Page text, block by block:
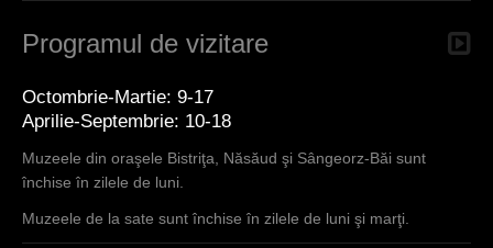
e
Programul de vizitare
Octombrie-Martie: 9-17
Aprilie-Septembrie: 10-18
Muzeele din oraşele Bistriţa, Năsăud şi Sângeorz-Băi sunt
închise în zilele de luni.
Muzeele de la sate sunt închise în zilele de luni şi marţi.